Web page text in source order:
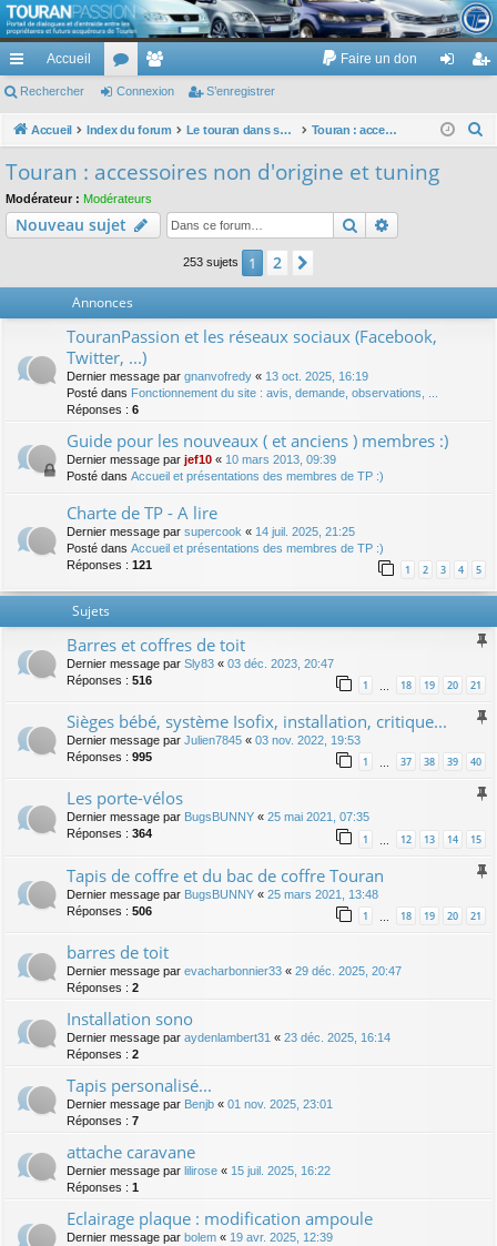
TouranPassion
Le forum des propriétaires ou futurs acquéreurs du Volkswagen Touran
cc
ès
pi
de
Accueil
or
u
e
m
Faire un don
ne nr
Rechercher Connexion S’enregistrer
Accueil Index du forum Le touran dans ses versions I (V1 V2 V3) et II ... Touran : accessoires non d'origine et tuning
Touran : accessoires non d'origine et tuning
Modérateur : Modérateurs
Nouveau sujet Rechercher
253 sujets 1 2
Annonces
TouranPassion et les réseaux sociaux (Facebook,
Twitter, ...)
Dernier message par gnanvofredy « 13 oct. 2025, 16:19
Posté dans Fonctionnement du site : avis, demande, observations, ...
Réponses : 6
Guide pour les nouveaux ( et anciens ) membres :)
Dernier message par jef10 « 10 mars 2013, 09:39
Posté dans Accueil et présentations des membres de TP :)
Charte de TP - A lire
Dernier message par supercook « 14 juil. 2025, 21:25
Posté dans Accueil et présentations des membres de TP :)
Réponses : 121 1 2 3 4 5
Sujets
Barres et coffres de toit
Dernier message par Sly83 « 03 déc. 2023, 20:47
Réponses : 516 1 … 18 19 20 21
Sièges bébé, système Isofix, installation, critique...
Dernier message par Julien7845 « 03 nov. 2022, 19:53
Réponses : 995 1 … 37 38 39 40
Les porte-vélos
Dernier message par BugsBUNNY « 25 mai 2021, 07:35
Réponses : 364 1 12 13 14 15
Tapis de coffre et du bac de coffre Touran
Dernier message par BugsBUNNY « 25 mars 2021, 13:48
Réponses : 506 1 18 19 20 21
barres de toit
Dernier message par evacharbonnier33 « 29 déc. 2025, 20:47
Réponses : 2
Installation sono
Dernier message par aydenlambert31 « 23 déc. 2025, 16:14
Réponses : 2
Tapis personalisé...
Dernier message par Benjb « 01 nov. 2025, 23:01
Réponses : 7
attache caravane
Dernier message par lilirose « 15 juil. 2025, 16:22
Réponses : 1
Eclairage plaque : modification ampoule
Dernier message par bolem « 19 avr. 2025, 12:39